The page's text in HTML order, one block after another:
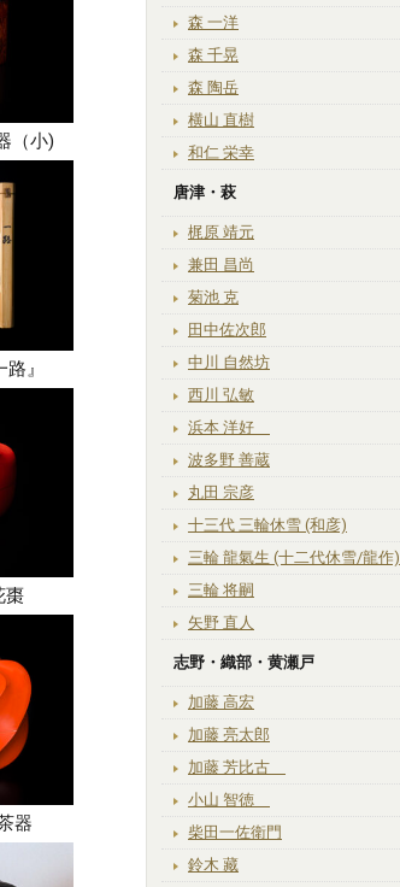
（小)
』
棗
器
森 一洋
森 千晃
森 陶岳
横山 直樹
和仁 栄幸
唐津・萩
梶原 靖元
兼田 昌尚
菊池 克
田中佐次郎
中川 自然坊
西川 弘敏
浜本 洋好
波多野 善蔵
丸田 宗彦
十三代 三輪休雪 (和彦)
三輪 龍氣生 (十二代休雪/龍作)
三輪 将嗣
矢野 直人
志野・織部・黄瀬戸
加藤 高宏
加藤 亮太郎
加藤 芳比古
小山 智徳
柴田一佐衛門
鈴木 藏